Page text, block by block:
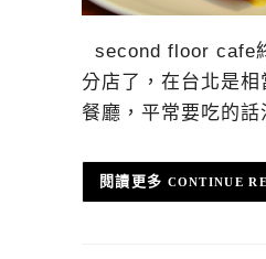
second floor cafe
分店了，在台北是
餐廳，平常要吃的
CONTINUE